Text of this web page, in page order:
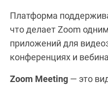
Платформа
что делает Zoom
приложений для
конференциях и
Zoom Meeting — это